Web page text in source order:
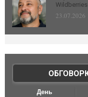
Wildberries
23.07.2026
День